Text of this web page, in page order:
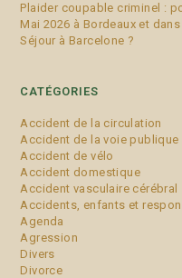
Plaider coupable criminel :
Mai 2026 à Bordeaux et
Séjour à Barcelone ?
CATÉGORIES
Accident de la circulation
Accident de la voie publique
Accident de vélo
Accident domestique
Accident vasculaire cérébral
Accidents, enfants et
Agenda
Agression
Divers
Divorce